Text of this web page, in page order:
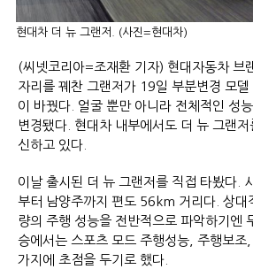
현대차 더 뉴 그랜저. (사진=현대차)
(씨넷코리아=조재환 기자) 현대자동차 브
자리를 꿰찬 그랜저가 19일 부분변경 모델
이 바꿨다. 얼굴 뿐만 아니라 전체적인 성
변경됐다. 현대차 내부에서도 더 뉴 그랜
신하고 있다.
이날 출시된 더 뉴 그랜저를 직접 타봤다.
부터 남양주까지 편도 56km 거리다. 상대
량의 주행 성능을 전반적으로 파악하기엔
승에서는 스포츠 모드 주행성능, 주행보조
가지에 초점을 두기로 했다.